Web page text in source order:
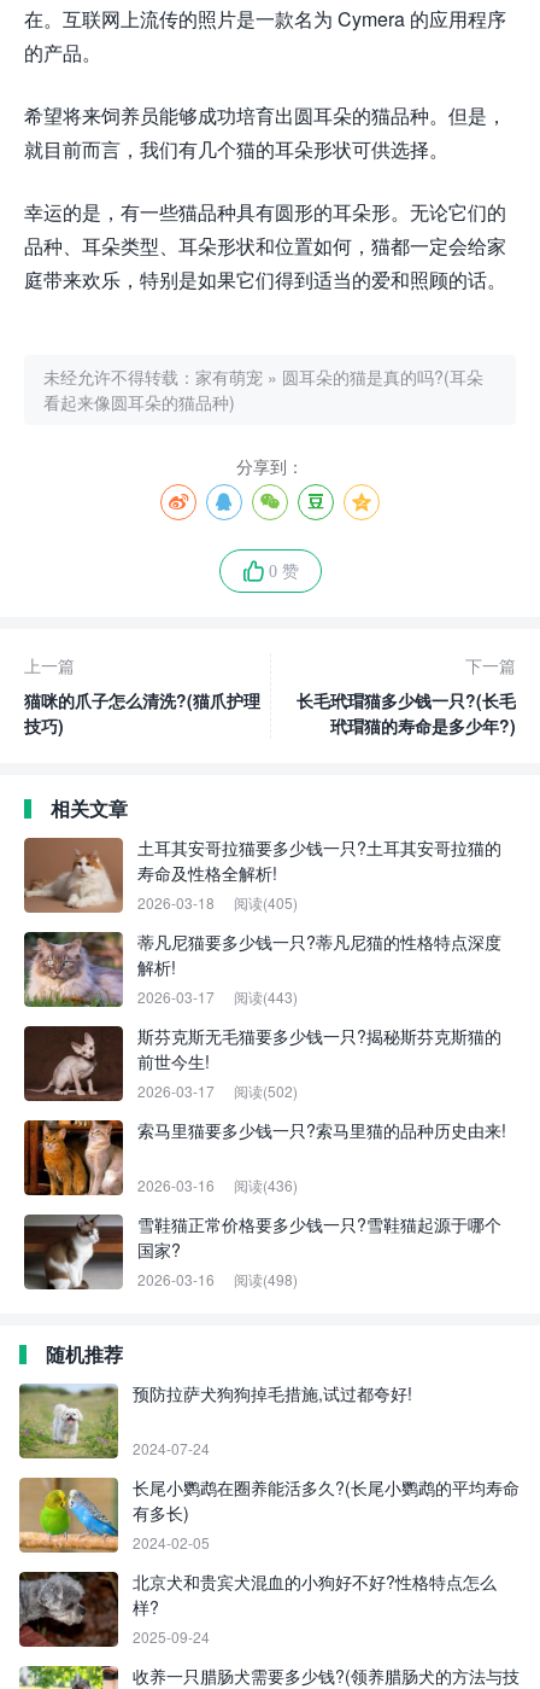
在。互联网上流传的照片是一款名为 Cymera 的应用程序
的产品。
希望将来饲养员能够成功培育出圆耳朵的猫品种。但是，
就目前而言，我们有几个猫的耳朵形状可供选择。
幸运的是，有一些猫品种具有圆形的耳朵形。无论它们的
品种、耳朵类型、耳朵形状和位置如何，猫都一定会给家
庭带来欢乐，特别是如果它们得到适当的爱和照顾的话。
未经允许不得转载： 家有萌宠 » 圆耳朵的猫是真的吗?(耳朵
看起来像圆耳朵的猫品种)
分享到：
0 赞
上一篇
猫咪的爪子怎么清洗?(猫爪护理
技巧)
下一篇
长毛玳瑁猫多少钱一只?(长毛
玳瑁猫的寿命是多少年?)
相关文章
土耳其安哥拉猫要多少钱一只?土耳其安哥拉猫的
寿命及性格全解析!
2026-03-18 阅读(405)
蒂凡尼猫要多少钱一只?蒂凡尼猫的性格特点深度
解析!
2026-03-17 阅读(443)
斯芬克斯无毛猫要多少钱一只?揭秘斯芬克斯猫的
前世今生!
2026-03-17 阅读(502)
索马里猫要多少钱一只?索马里猫的品种历史由来!
2026-03-16 阅读(436)
雪鞋猫正常价格要多少钱一只?雪鞋猫起源于哪个
国家?
2026-03-16 阅读(498)
随机推荐
预防拉萨犬狗狗掉毛措施,试过都夸好!
2024-07-24
长尾小鹦鹉在圈养能活多久?(长尾小鹦鹉的平均寿命
有多长)
2024-02-05
北京犬和贵宾犬混血的小狗好不好?性格特点怎么
样?
2025-09-24
收养一只腊肠犬需要多少钱?(领养腊肠犬的方法与技